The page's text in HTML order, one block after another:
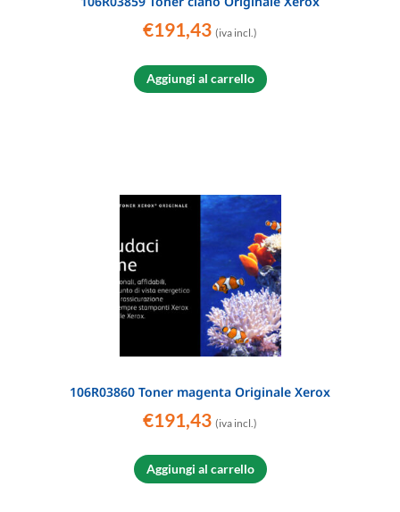
€191,43 (iva incl.)
Aggiungi al carrello
106R03860 Toner magenta Originale Xerox
€191,43 (iva incl.)
Aggiungi al carrello